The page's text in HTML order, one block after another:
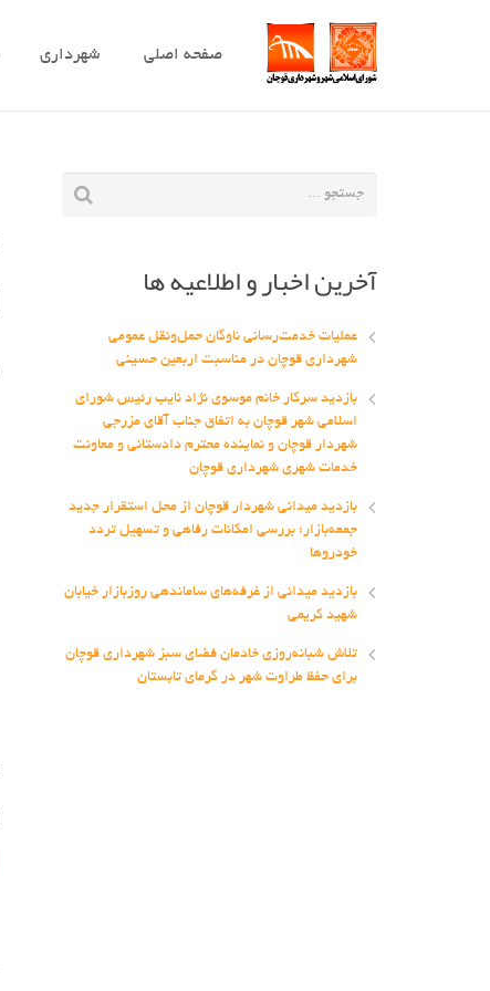
صفحه اصلی شهرداری
آخرین اخبار و اطلاعیه ها
عملیات خدمت‌رسانی ناوگان حمل‌ونقل عمومی
شهرداری قوچان در مناسبت اربعین حسینی
بازدید سرکار خانم موسوی نژاد نایب رئیس شورای
اسلامی شهر قوچان به اتفاق جناب آقای مزرجی
شهردار قوچان و نماینده محترم دادستانی و معاونت
خدمات شهری شهرداری قوچان
بازدید میدانی شهردار قوچان از محل استقرار جدید
جمعه‌بازار؛ بررسی امکانات رفاهی و تسهیل تردد
خودروها
بازدید میدانی از غرفه‌های ساماندهی روزبازار خیابان
شهید کریمی
تلاش شبانه‌روزی خادمان فضای سبز شهرداری قوچان
برای حفظ طراوت شهر در گرمای تابستان